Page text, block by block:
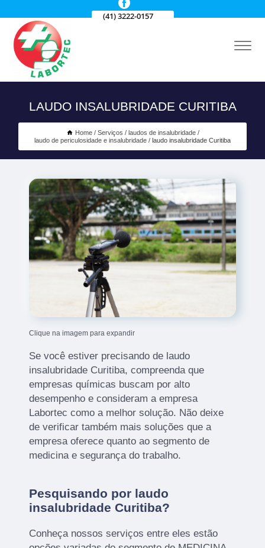
(41) 3222-0157
LAUDO INSALUBRIDADE CURITIBA
Home Serviços
laudos de insalubridade
laudo de periculosidade e insalubridade
laudo insalubridade Curitiba
Clique na imagem para expandir
Se você estiver precisando de laudo
insalubridade Curitiba, compreenda que
empresas químicas buscam por alto
desempenho e consideram a empresa
Labortec como a melhor solução. Não deixe
de verificar também mais soluções que a
empresa oferece quanto ao segmento de
medicina e segurança do trabalho.
Pesquisando por laudo
insalubridade Curitiba?
Conheça nossos serviços entre eles estão